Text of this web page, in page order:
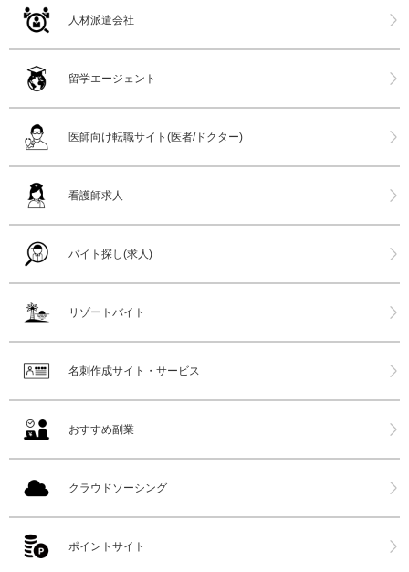
人材派遣会社
留学エージェント
医師向け転職サイト(医者/ドクター)
看護師求人
バイト探し(求人)
リゾートバイト
名刺作成サイト・サービス
おすすめ副業
クラウドソーシング
ポイントサイト